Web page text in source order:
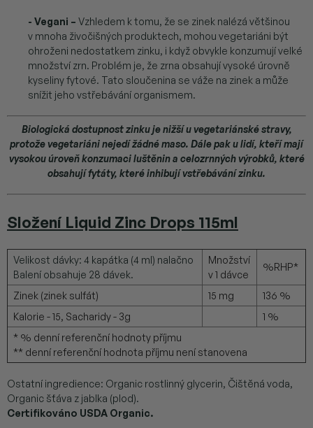
- Vegani – Vzhledem k tomu, že se zinek nalézá většinou
v mnoha živočišných produktech, mohou vegetariáni být
ohroženi nedostatkem zinku, i když obvykle konzumují velké
množství zrn. Problém je, že zrna obsahují vysoké úrovně
kyseliny fytové. Tato sloučenina se váže na zinek a může
snížit jeho vstřebávání organismem.
Biologická dostupnost zinku je nižší u vegetariánské stravy,
protože vegetariáni nejedí žádné maso. Dále pak u lidí, kteří mají
vysokou úroveň konzumaci luštěnin a celozrnných výrobků, které
obsahují fytáty, které inhibují vstřebávání zinku.
Složení Liquid Zinc Drops 115ml
Velikost dávky: 4 kapátka (4 ml) nalačno
Balení obsahuje 28 dávek.
Množství
v 1 dávce
%RHP*
Zinek (zinek sulfát) 15 mg
136 %
Kalorie - 15, Sacharidy - 3g
1 %
* % denní referenční hodnoty příjmu
** denní referenční hodnota příjmu není stanovena
Ostatní ingredience: Organic rostlinný glycerin, Čištěná voda,
Organic šťáva z jablka (plod).
Certifikováno USDA Organic.